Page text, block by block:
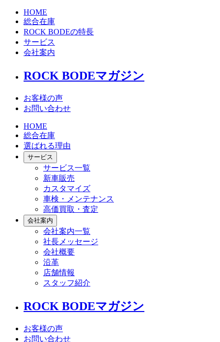
HOME
総合在庫
ROCK BODEの特長
サービス
会社案内
ROCK BODEマガジン
お客様の声
お問い合わせ
HOME
総合在庫
選ばれる理由
サービス
サービス一覧
新車販売
カスタマイズ
車検・メンテナンス
高価買取・査定
会社案内
会社案内一覧
社長メッセージ
会社概要
沿革
店舗情報
スタッフ紹介
ROCK BODEマガジン
お客様の声
お問い合わせ